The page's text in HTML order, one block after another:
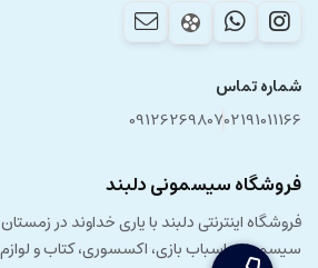
شماره تماس
02191011166
09126269807
فروشگاه سیسمونی دلبند
سیسمونی، اسباب بازی، اکسسوری، کتاب و